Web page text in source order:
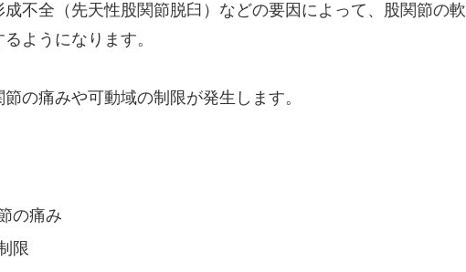
不全（先天性股関節脱臼）などの要因によって、股関節の軟
ようになります。
の痛みや可動域の制限が発生します。
の痛み
限